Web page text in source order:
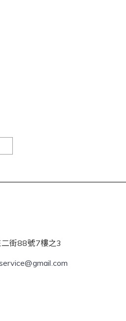
街88號7樓之3